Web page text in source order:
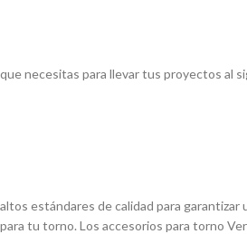
que necesitas para llevar tus proyectos al
altos estándares de calidad para
para tu torno. Los accesorios para torno